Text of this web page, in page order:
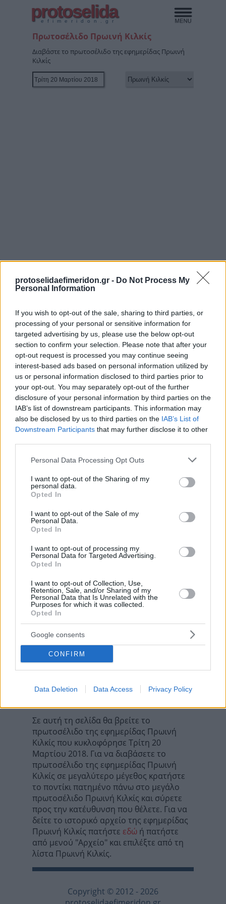
protoselidaefimeridon.gr - Do Not Process My
Personal Information
If you wish to opt-out of the sale, sharing to third parties, or
processing of your personal or sensitive information for
targeted advertising by us, please use the below opt-out
section to confirm your selection. Please note that after your
opt-out request is processed you may continue seeing
interest-based ads based on personal information utilized by
us or personal information disclosed to third parties prior to
your opt-out. You may separately opt-out of the further
disclosure of your personal information by third parties on the
IAB’s list of downstream participants. This information may
also be disclosed by us to third parties on the IAB’s List of
Downstream Participants that may further disclose it to other
Please note that this website/app uses one or more Google
not limited to your visit or usage behaviour. You may click to
grant or deny consent to Google and its third-party tags to
use your data for below specified purposes in below Google
consent section.
Personal Data Processing Opt Outs
I want to opt-out of the Sharing of my
personal data.
Opted In
I want to opt-out of the Sale of my
Personal Data.
Opted In
I want to opt-out of processing my
Personal Data for Targeted Advertising.
Opted In
I want to opt-out of Collection, Use,
Retention, Sale, and/or Sharing of my
Personal Data that Is Unrelated with the
Purposes for which it was collected.
Opted In
Google consents
CONFIRM
Data Deletion Data Access Privacy Policy
protoselida
efimeridon.gr
Πρωτοσέλιδο Πρωινή Κιλκίς
Διαβάστε το πρωτοσέλιδο της εφημερίδας Πρωινή
Κιλκίς
Προηγούμενη
Προβλέψεις
Επόμενη
Λαός Βέροιας
Κοινοποιήστε
Προηγούμενη
Προβλέψεις
Επόμενη
Λαός Βέροιας
Τα σχόλια έχουν απενεργοποιηθεί για
όλους προσωρινά!
Σε αυτή τη σελίδα θα βρείτε το
πρωτοσέλιδο της εφημερίδας Πρωινή
Κιλκίς που κυκλοφόρησε Τρίτη 20
Μαρτίου 2018. Για να διαβάσετε το
πρωτοσέλιδο της εφημερίδας Πρωινή
Κιλκίς σε μεγαλύτερο μέγεθος κρατήστε
το ποντίκι πατημένο πάνω στο μεγάλο
πρωτοσέλιδο Πρωινή Κιλκίς και σύρετε
προς την κατέυθυνση που θέλετε. Για να
δείτε το ιστορικό αρχείο της εφημερίδας
Πρωινή Κιλκίς πατήστε εδώ ή πατήστε
από μενού "Αρχείο" και επιλέξτε από τη
λίστα Πρωινή Κιλκίς.
Copyright © 2012 - 2026